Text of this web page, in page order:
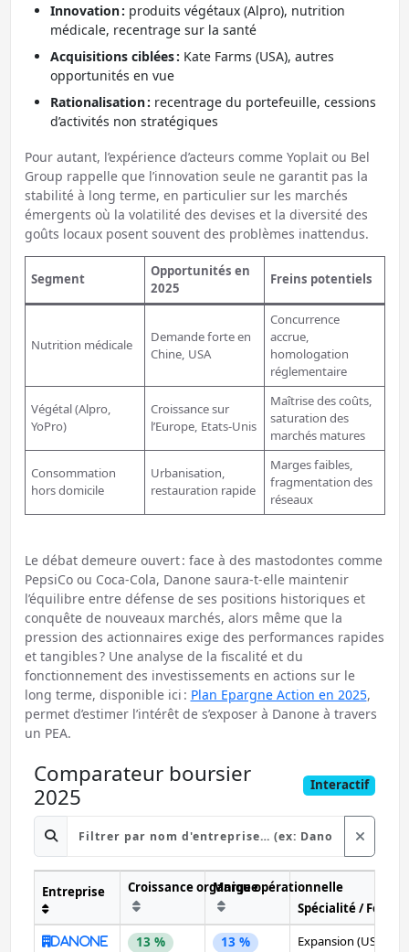
Innovation : produits végétaux (Alpro), nutrition
médicale, recentrage sur la santé
Acquisitions ciblées : Kate Farms (USA), autres
opportunités en vue
Rationalisation : recentrage du portefeuille, cessions
d’activités non stratégiques
Pour autant, l’expérience d’acteurs comme Yoplait ou Bel
Group rappelle que l’innovation seule ne garantit pas la
stabilité à long terme, en particulier sur les marchés
émergents où la volatilité des devises et la diversité des
goûts locaux posent souvent des problèmes inattendus.
Segment
Opportunités en
2025
Freins potentiels
Nutrition médicale
Demande forte en
Chine, USA
Concurrence
accrue,
homologation
réglementaire
Végétal (Alpro,
YoPro)
Croissance sur
l’Europe, Etats-Unis
Maîtrise des coûts,
saturation des
marchés matures
Consommation
hors domicile
Urbanisation,
restauration rapide
Marges faibles,
fragmentation des
réseaux
Le débat demeure ouvert : face à des mastodontes comme
PepsiCo ou Coca-Cola, Danone saura-t-elle maintenir
l’équilibre entre défense de ses positions historiques et
conquête de nouveaux marchés, alors même que la
pression des actionnaires exige des performances rapides
et tangibles ? Une analyse de la fiscalité et du
fonctionnement des investissements en actions sur le
long terme, disponible ici : Plan Epargne Action en 2025,
permet d’estimer l’intérêt de s’exposer à Danone à travers
un PEA.
Comparateur boursier
2025
Interactif
Entreprise Croissance organiqueMarge opérationnelle
Spécialité / Force
Danone 13 % 13 % Expansion (USA/